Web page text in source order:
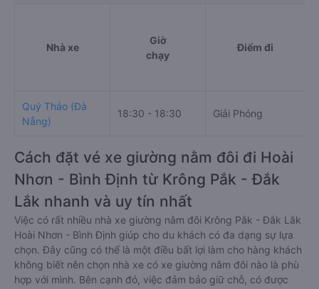
Nhà xe
Giờ
chạy
Điểm đi
Quý Thảo (Đà
Nẵng)
18:30 - 18:30 Giải Phóng
Cách đặt vé xe giường nằm đôi đi Hoài
Nhơn - Bình Định từ Krông Pắk - Đắk
Lắk nhanh và uy tín nhất
Việc có rất nhiều nhà xe giường nằm đôi Krông Pắk - Đắk Lắk
Hoài Nhơn - Bình Định giúp cho du khách có đa dạng sự lựa
chọn. Đây cũng có thể là một điều bất lợi làm cho hàng khách
không biết nên chọn nhà xe có xe giường nằm đôi nào là phù
hợp với mình. Bên cạnh đó, việc đảm bảo giữ chỗ, có được